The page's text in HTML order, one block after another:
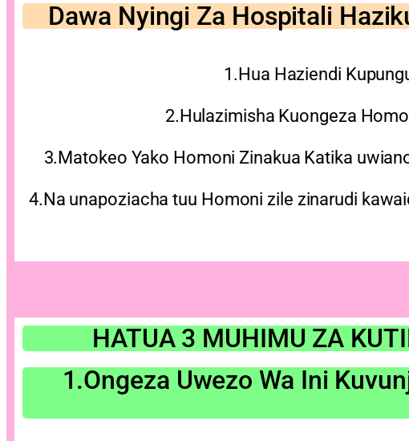
Dawa Nyingi Za Hospitali
1.Hua Haziendi
2.Hulazimisha Kuongeza
3.Matokeo Yako Homoni Zinakua Katika
4.Na unapoziacha tuu Homoni zile zinarudi
HATUA 3 MUHIMU ZA
1.Ongeza Uwezo Wa Ini